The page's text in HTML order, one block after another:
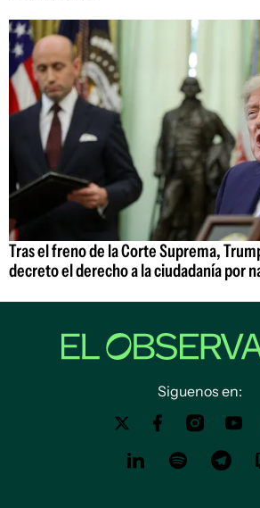
Tras el freno de la Corte Suprema,
decreto el derecho a la ciudadanía por
Siguenos en: